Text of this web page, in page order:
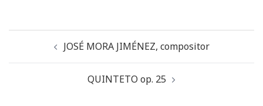
JOSÉ MORA JIMÉNEZ, compositor
QUINTETO op. 25